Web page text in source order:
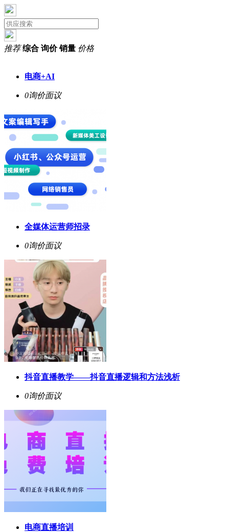
推荐 综合 询价 销量 价格
电商+AI
0询价面议
全媒体运营师招录
0询价面议
抖音直播教学——抖音直播逻辑和方法浅析
0询价面议
电商直播培训